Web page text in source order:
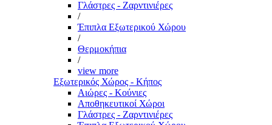
Γλάστρες - Ζαρντινιέρες
/
Έπιπλα Εξωτερικού Χώρου
/
Θερμοκήπια
/
view more
Εξωτερικός Χώρος - Κήπος
Αιώρες - Κούνιες
Αποθηκευτικοί Χώροι
Γλάστρες - Ζαρντινιέρες